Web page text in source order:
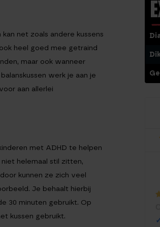
net zoals andere kussens
heel goed mee getraind
maar ook wanneer
werk je aan je
aan allerlei
met ADHD te helpen
helemaal stil zitten,
kunnen ze zich veel
Je behaalt hierbij
30 minuten gebruikt. Op
kussen gebruikt.